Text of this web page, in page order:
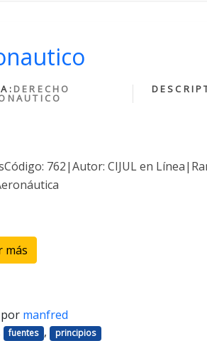
DERECHO
762|Autor: CIJUL en
más
por manfred
fuentes , principios